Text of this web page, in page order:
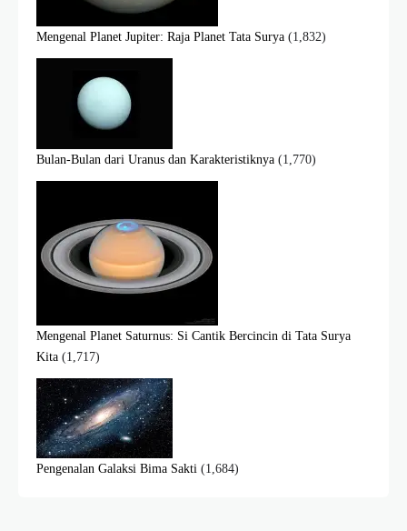
Mengenal Planet Jupiter: Raja Planet Tata Surya (1,832)
Bulan-Bulan dari Uranus dan Karakteristiknya (1,770)
Mengenal Planet Saturnus: Si Cantik Bercincin di Tata Surya
Kita (1,717)
Pengenalan Galaksi Bima Sakti (1,684)